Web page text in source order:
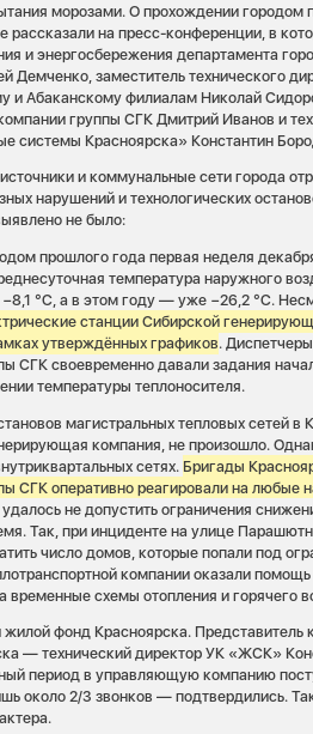
морозами. О прохождении городом
на пресс-конференции, в
и энергосбережения департамента
Демченко, заместитель технического
и Абаканскому филиалам Николай
группы СГК Дмитрий Иванов и
Красноярска» Константин
и коммунальные сети города
нарушений и технологических
не было:
прошлого года первая неделя
температура наружного
°C, а в этом году — уже −26,2 °C.
станции Сибирской
утверждённых графиков.
СГК своевременно давали задания
температуры теплоносителя.
магистральных тепловых сетей в
компания, не произошло.
сетях. Бригады
СГК оперативно реагировали на любые
не допустить ограничения
Так, при инциденте на улице
число домов, которые попали под
компании оказали
схемы отопления и горячего
фонд Красноярска. Представитель
— технический директор УК «ЖСК»
период в управляющую компанию
около 2/3 звонков — подтвердились.